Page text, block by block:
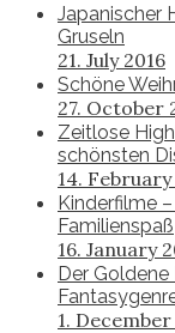
Japanischer
Gruseln
21. July 2016
Schöne
27. October
Zeitlose
schönsten
14. February
Kinderfilme
Familienspaß
16. January
Der
1.